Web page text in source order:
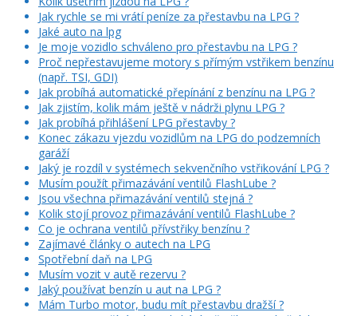
Jak rychle se mi vrátí peníze za přestavbu na LPG ?
Jaké auto na lpg
Je moje vozidlo schváleno pro přestavbu na LPG ?
Proč nepřestavujeme motory s přímým vstřikem benzínu
(např. TSI, GDI)
Jak probíhá automatické přepínání z benzínu na LPG ?
Jak zjistím, kolik mám ještě v nádrži plynu LPG ?
Jak probíhá přihlášení LPG přestavby ?
Konec zákazu vjezdu vozidlům na LPG do podzemních
garáží
Jaký je rozdíl v systémech sekvenčního vstřikování LPG ?
Musím použít přimazávání ventilů FlashLube ?
Jsou všechna přimazávání ventilů stejná ?
Kolik stojí provoz přimazávání ventilů FlashLube ?
Co je ochrana ventilů přívstřiky benzínu ?
Zajímavé články o autech na LPG
Spotřební daň na LPG
Musím vozit v autě rezervu ?
Jaký používat benzín u aut na LPG ?
Mám Turbo motor, budu mít přestavbu dražší ?